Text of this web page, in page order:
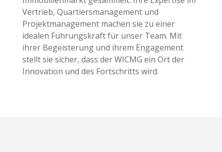
Vertrieb, Quartiersmanagement und
Projektmanagement machen sie zu einer
idealen Führungskraft für unser Team. Mit
ihrer Begeisterung und ihrem Engagement
stellt sie sicher, dass der WICMG ein Ort der
Innovation und des Fortschritts wird.